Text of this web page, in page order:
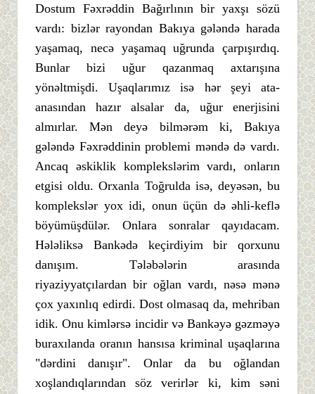
Dostum Fəxrəddin Bağırlının bir yaxşı sözü
vardı: bizlər rayondan Bakıya gələndə harada
yaşamaq, necə yaşamaq uğrunda çarpışırdıq.
Bunlar bizi uğur qazanmaq axtarışına
yönəltmişdi. Uşaqlarımız isə hər şeyi ata-
anasından hazır alsalar da, uğur enerjisini
almırlar. Mən deyə bilmərəm ki, Bakıya
gələndə Fəxrəddinin problemi məndə də vardı.
Ancaq əskiklik komplekslərim vardı, onların
etgisi oldu. Orxanla Toğrulda isə, deyəsən, bu
komplekslər yox idi, onun üçün də əhli-keflə
böyümüşdülər. Onlara sonralar qayıdacam.
Hələliksə Bankədə keçirdiyim bir qorxunu
danışım. Tələbələrin arasında
riyaziyyatçılardan bir oğlan vardı, nəsə mənə
çox yaxınlıq edirdi. Dost olmasaq da, mehriban
idik. Onu kimlərsə incidir və Bankəyə gəzməyə
buraxılanda oranın hansısa kriminal uşaqlarına
"dərdini danışır". Onlar da bu oğlandan
xoşlandıqlarından söz verirlər ki, kim səni